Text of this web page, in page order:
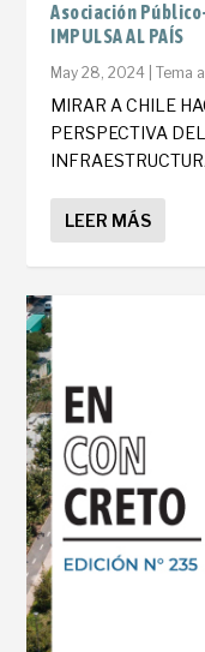
Asociación Público-
IMPULSA AL PAÍS
May 28, 2024 |Tema
MIRAR A CHILE
PERSPECTIVA
LEER MÁS